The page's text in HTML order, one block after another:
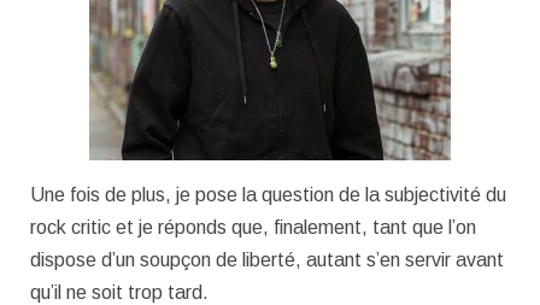
Une fois de plus, je pose la question de la subjectivité du
rock critic et je réponds que, finalement, tant que l’on
dispose d’un soupçon de liberté, autant s’en servir avant
qu’il ne soit trop tard.